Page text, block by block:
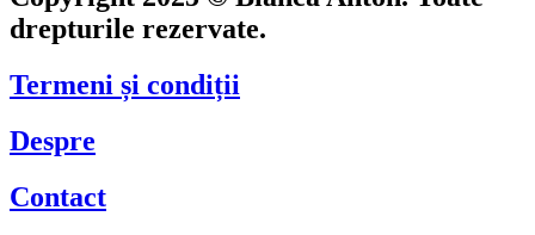
drepturile rezervate.
Termeni și condiții
Despre
Contact